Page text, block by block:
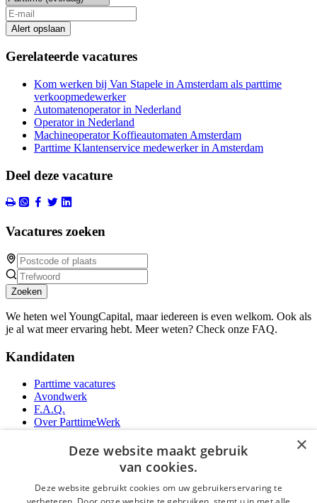
Alert opslaan
Gerelateerde vacatures
Kom werken bij Van Stapele in Amsterdam als parttime
verkoopmedewerker
Automatenoperator in Nederland
Operator in Nederland
Machineoperator Koffieautomaten Amsterdam
Parttime Klantenservice medewerker in Amsterdam
Deel deze vacature
Vacatures zoeken
Zoeken
We heten wel YoungCapital, maar iedereen is even welkom. Ook als
je al wat meer ervaring hebt. Meer weten? Check onze FAQ.
Kandidaten
Parttime vacatures
Avondwerk
F.A.Q.
Over ParttimeWerk
YoungCapital Android App
×
Deze website maakt gebruik
van cookies.
Deze website gebruikt cookies om uw gebruikerservaring te